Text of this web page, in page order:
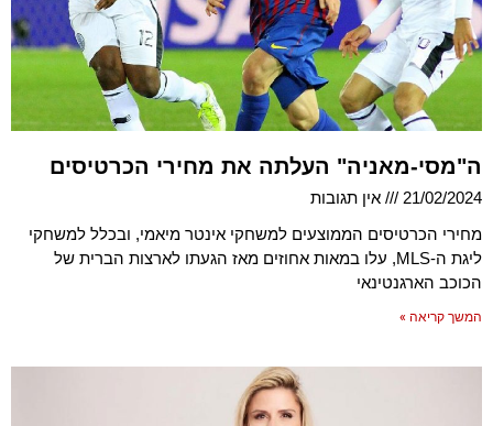
ה"מסי-מאניה" העלתה את מחירי הכרטיסים
21/02/2024
אין תגובות
מחירי הכרטיסים הממוצעים למשחקי אינטר מיאמי, ובכלל למשחקי
ליגת ה-MLS, עלו במאות אחוזים מאז הגעתו לארצות הברית של
הכוכב הארגנטינאי
המשך קריאה »